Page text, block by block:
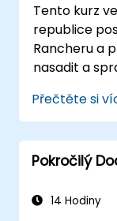
Tento kurz
republice
Rancheru a
nasadit a
Přečtěte si
Pokročilý
14 Hodiny